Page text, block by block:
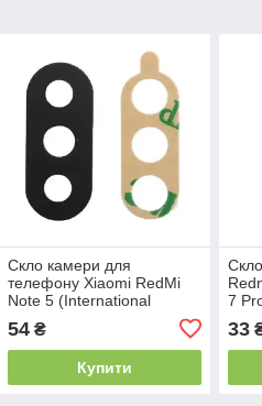
Скло камери для
телефону Xiaomi RedMi
Note 5 (International
version) | RedMi Note 5 Pro
(Чорне)
54₴
Купити
7
33